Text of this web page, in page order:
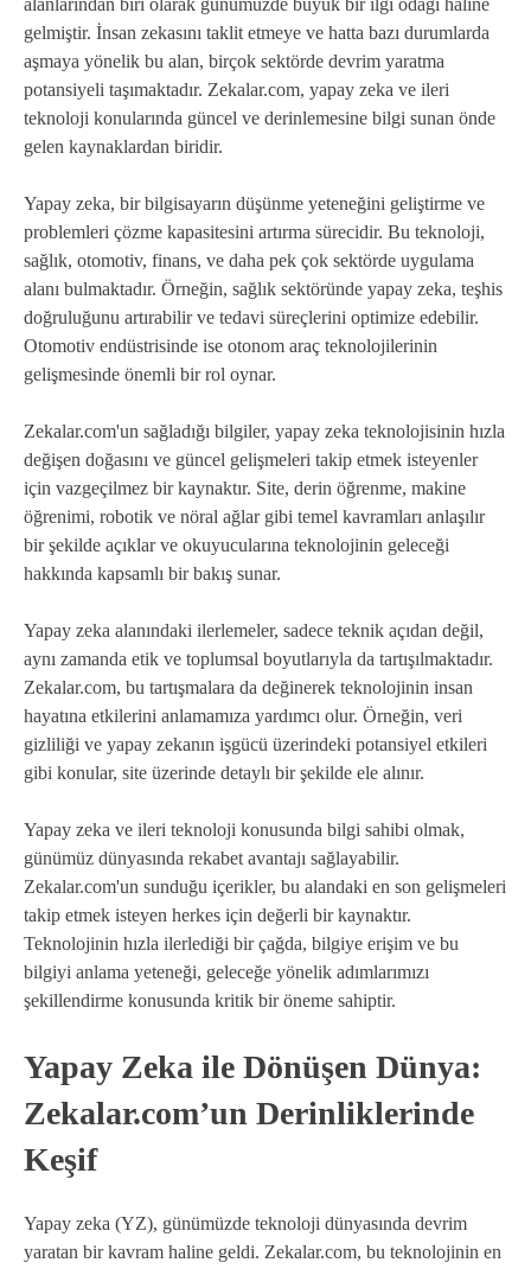
alanlarından biri olarak günümüzde büyük bir ilgi odağı haline
gelmiştir. İnsan zekasını taklit etmeye ve hatta bazı durumlarda
aşmaya yönelik bu alan, birçok sektörde devrim yaratma
potansiyeli taşımaktadır. Zekalar.com, yapay zeka ve ileri
teknoloji konularında güncel ve derinlemesine bilgi sunan önde
gelen kaynaklardan biridir.
Yapay zeka, bir bilgisayarın düşünme yeteneğini geliştirme ve
problemleri çözme kapasitesini artırma sürecidir. Bu teknoloji,
sağlık, otomotiv, finans, ve daha pek çok sektörde uygulama
alanı bulmaktadır. Örneğin, sağlık sektöründe yapay zeka, teşhis
doğruluğunu artırabilir ve tedavi süreçlerini optimize edebilir.
Otomotiv endüstrisinde ise otonom araç teknolojilerinin
gelişmesinde önemli bir rol oynar.
Zekalar.com'un sağladığı bilgiler, yapay zeka teknolojisinin hızla
değişen doğasını ve güncel gelişmeleri takip etmek isteyenler
için vazgeçilmez bir kaynaktır. Site, derin öğrenme, makine
öğrenimi, robotik ve nöral ağlar gibi temel kavramları anlaşılır
bir şekilde açıklar ve okuyucularına teknolojinin geleceği
hakkında kapsamlı bir bakış sunar.
Yapay zeka alanındaki ilerlemeler, sadece teknik açıdan değil,
aynı zamanda etik ve toplumsal boyutlarıyla da tartışılmaktadır.
Zekalar.com, bu tartışmalara da değinerek teknolojinin insan
hayatına etkilerini anlamamıza yardımcı olur. Örneğin, veri
gizliliği ve yapay zekanın işgücü üzerindeki potansiyel etkileri
gibi konular, site üzerinde detaylı bir şekilde ele alınır.
Yapay zeka ve ileri teknoloji konusunda bilgi sahibi olmak,
günümüz dünyasında rekabet avantajı sağlayabilir.
Zekalar.com'un sunduğu içerikler, bu alandaki en son gelişmeleri
takip etmek isteyen herkes için değerli bir kaynaktır.
Teknolojinin hızla ilerlediği bir çağda, bilgiye erişim ve bu
bilgiyi anlama yeteneği, geleceğe yönelik adımlarımızı
şekillendirme konusunda kritik bir öneme sahiptir.
Yapay Zeka ile Dönüşen Dünya:
Zekalar.com’un Derinliklerinde
Keşif
Yapay zeka (YZ), günümüzde teknoloji dünyasında devrim
yaratan bir kavram haline geldi. Zekalar.com, bu teknolojinin en